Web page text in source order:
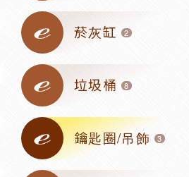
菸灰缸 2
垃圾桶 8
鑰匙圈/吊飾 3